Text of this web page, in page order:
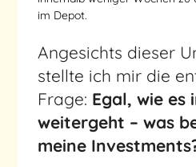
im Depot.
Angesichts dieser
stellte ich mir die
Frage: Egal, wie es
weitergeht – was
meine